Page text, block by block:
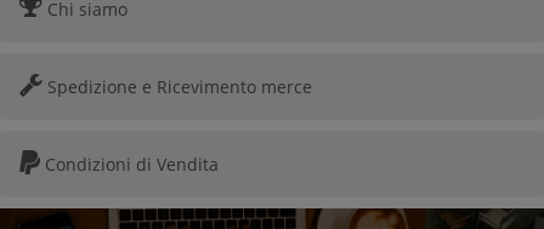
Chi siamo
Spedizione e Ricevimento merce
Condizioni di Vendita